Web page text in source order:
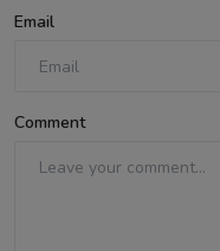
Email
Comment